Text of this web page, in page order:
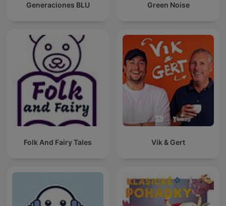
Generaciones BLU Green Noise
Folk And Fairy Tales Vik & Gert